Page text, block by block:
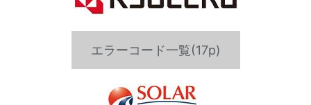
エラーコード一覧(17p)